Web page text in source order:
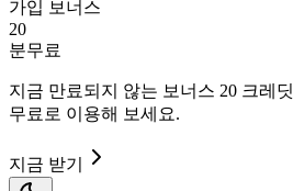
가입 보너스
20
분무료
지금 만료되지 않는 보너스 20 크레딧
무료로 이용해 보세요.
지금 받기